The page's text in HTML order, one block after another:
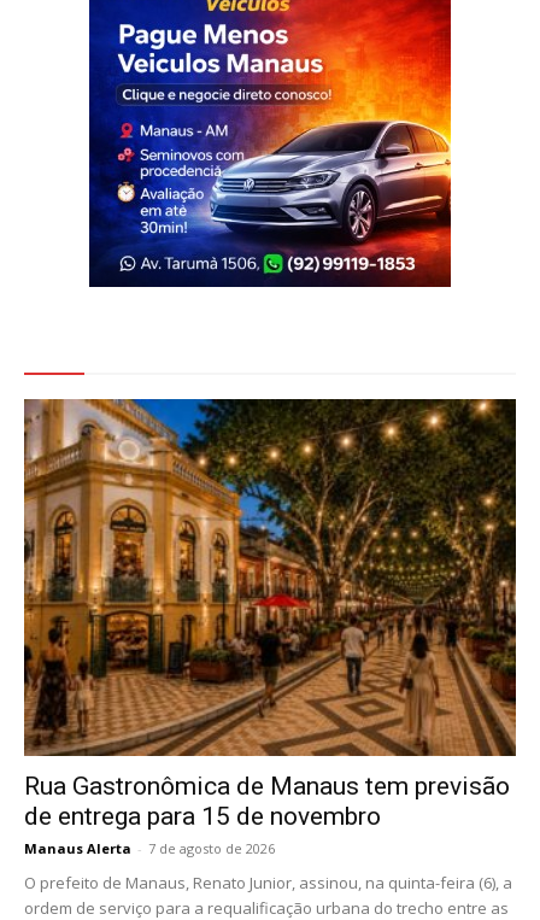
Rua Gastronômica de Manaus tem previsão
de entrega para 15 de novembro
Manaus Alerta - 7 de agosto de 2026
O prefeito de Manaus, Renato Junior, assinou, na quinta-feira (6), a
ordem de serviço para a requalificação urbana do trecho entre as